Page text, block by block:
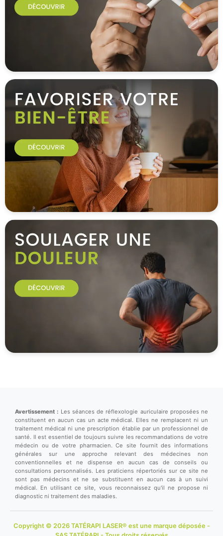
Avertissement : Les séances de réflexologie auriculaire proposées ne
constituent en aucun cas un acte médical. Elles ne remplacent ni un
traitement médical ni une prescription établie par un professionnel de
santé. Il est essentiel de toujours suivre les recommandations de votre
médecin ou de votre pharmacien. Ce site fournit des informations
générales sur une approche relevant des médecines non
conventionnelles et ne dispense en aucun cas de conseils ou
consultations personnalisés. Les praticiens répertoriés sur ce site ne
sont pas médecins et ne se substituent en aucun cas à un suivi
médical. En utilisant ce site, vous reconnaissez qu'il ne propose ni
diagnostic ni traitement des maladies.
Copyright © 2026 TATÉRAPI LASER® est une marque déposée -